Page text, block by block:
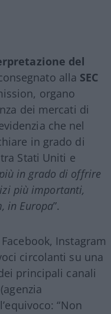
del
alla SEC
organo
dei mercati di
che nel
in grado di
Stati Uniti e
in grado di offrire
più importanti,
in Europa”.
Instagram
circolanti su una
principali canali
“Non